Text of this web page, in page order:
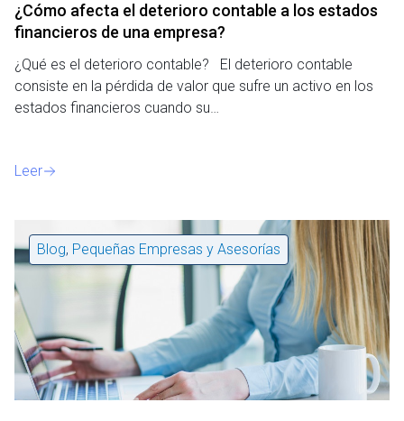
¿Cómo afecta el deterioro contable a los estados
financieros de una empresa?
¿Qué es el deterioro contable? El deterioro contable
consiste en la pérdida de valor que sufre un activo en los
estados financieros cuando su…
Leer
Blog, Pequeñas Empresas y Asesorías